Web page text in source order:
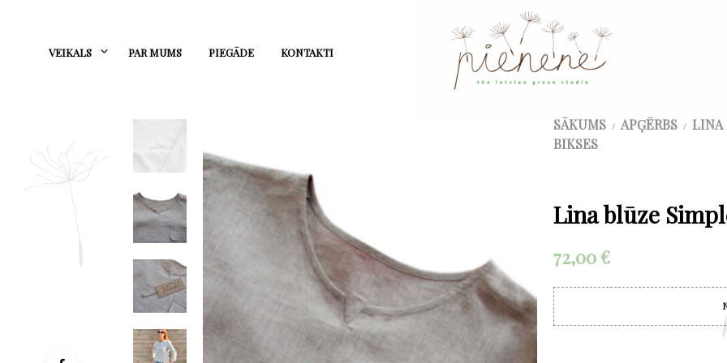
VEIKALS PAR MUMS PIEGĀDE KONTAKTI
SĀKUMS / APĢĒRBS / LINA
BIKSES
Lina blūze
72,00€